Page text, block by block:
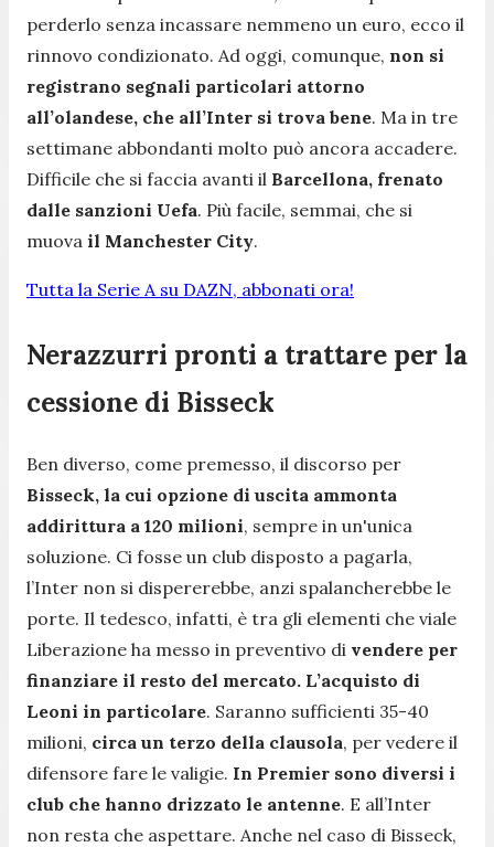
perderlo senza incassare nemmeno un euro, ecco il
rinnovo condizionato. Ad oggi, comunque, non si
registrano segnali particolari attorno
all’olandese, che all’Inter si trova bene. Ma in tre
settimane abbondanti molto può ancora accadere.
Difficile che si faccia avanti il Barcellona, frenato
dalle sanzioni Uefa. Più facile, semmai, che si
muova il Manchester City.
Tutta la Serie A su DAZN, abbonati ora!
Nerazzurri pronti a trattare per la
cessione di Bisseck
Ben diverso, come premesso, il discorso per
Bisseck, la cui opzione di uscita ammonta
addirittura a 120 milioni, sempre in un'unica
soluzione. Ci fosse un club disposto a pagarla,
l’Inter non si dispererebbe, anzi spalancherebbe le
porte. Il tedesco, infatti, è tra gli elementi che viale
Liberazione ha messo in preventivo di vendere per
finanziare il resto del mercato. L’acquisto di
Leoni in particolare. Saranno sufficienti 35-40
milioni, circa un terzo della clausola, per vedere il
difensore fare le valigie. In Premier sono diversi i
club che hanno drizzato le antenne. E all’Inter
non resta che aspettare. Anche nel caso di Bisseck,